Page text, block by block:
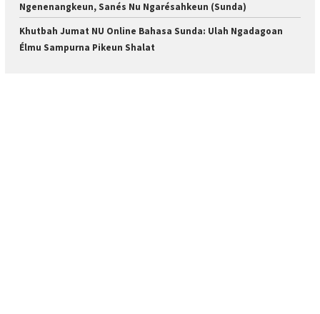
Ngenenangkeun, Sanés Nu Ngarésahkeun (Sunda)
Khutbah Jumat NU Online Bahasa Sunda: Ulah Ngadagoan
Élmu Sampurna Pikeun Shalat